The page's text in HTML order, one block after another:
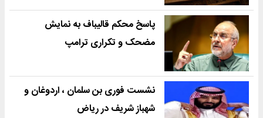
پاسخ محکم قالیباف به نمایش
مضحک و تکراری ترامپ
نشست فوری بن سلمان ، اردوغان و
شهباز شریف در ریاض